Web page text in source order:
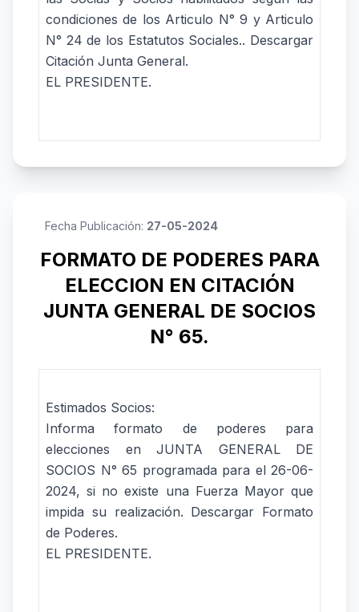
condiciones de los Articulo N° 9 y Articulo
N° 24 de los Estatutos Sociales.. Descargar
Citación Junta General.
EL PRESIDENTE.
Fecha Publicación: 27-05-2024
FORMATO DE PODERES PARA
ELECCION EN CITACIÓN
JUNTA GENERAL DE SOCIOS
N° 65.
Estimados Socios:
Informa formato de poderes para
elecciones en JUNTA GENERAL DE
SOCIOS N° 65 programada para el 26-06-
2024, si no existe una Fuerza Mayor que
impida su realización. Descargar Formato
de Poderes.
EL PRESIDENTE.